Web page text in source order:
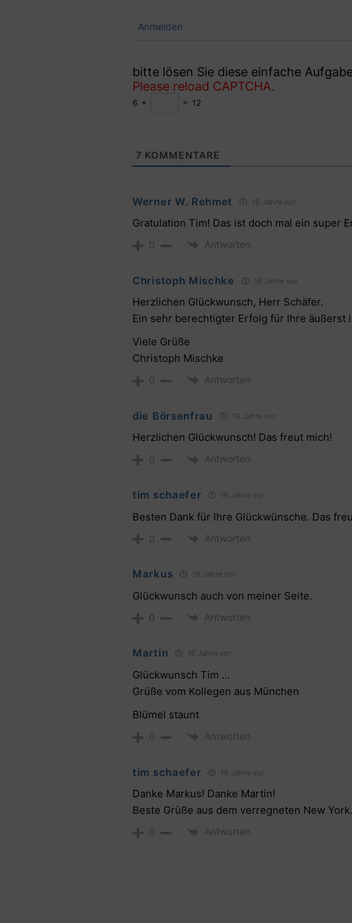
Anmelden
bitte lösen Sie diese einfache
Please reload CAPTCHA.
6 + = 12
7 KOMMENTARE
Werner W. Rehmet 16 Jahre vor
Gratulation Tim! Das ist doch mal ein super
0 Antworten
Christoph Mischke 16 Jahre vor
Herzlichen Glückwunsch, Herr Schäfer.
Ein sehr berechtigter Erfolg für Ihre äußerst
Viele Grüße
Christoph Mischke
0 Antworten
die Börsenfrau 16 Jahre vor
Herzlichen Glückwunsch! Das freut mich!
0 Antworten
tim schaefer 16 Jahre vor
Besten Dank für Ihre Glückwünsche. Das
0 Antworten
Markus 16 Jahre vor
Glückwunsch auch von meiner Seite.
0 Antworten
Martin 16 Jahre vor
Glückwunsch Tim …
Grüße vom Kollegen aus München
Blümel staunt
0 Antworten
tim schaefer 16 Jahre vor
Danke Markus! Danke Martin!
Beste Grüße aus dem verregneten New York.
0 Antworten